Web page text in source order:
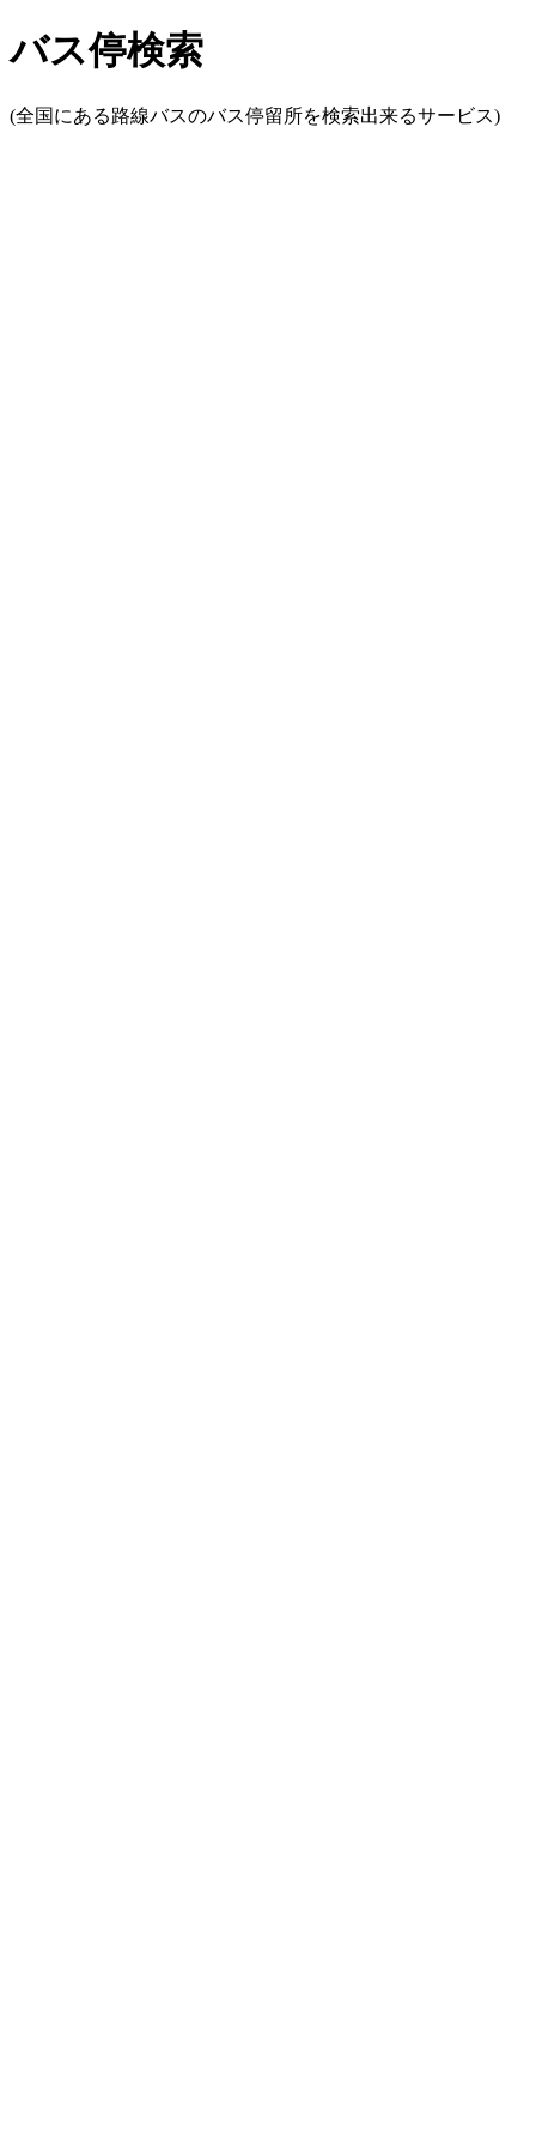
バス停検索
(全国にある路線バスのバス停留所を検索出来るサービス)